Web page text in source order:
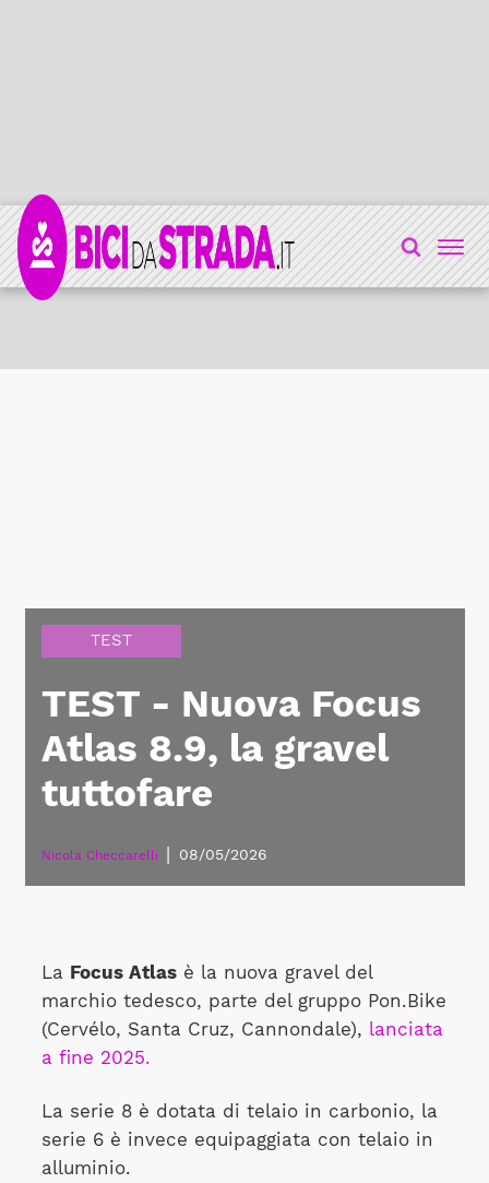
TEST
TEST - Nuova Focus
Atlas 8.9, la gravel
tuttofare
Nicola Checcarelli 08/05/2026
La Focus Atlasè la nuova gravel del
marchio tedesco, parte del gruppo Pon.Bike
(Cervélo, Santa Cruz, Cannondale), lanciata
a fine 2025.
La serie 8 è dotata di telaio in carbonio, la
serie 6 è invece equipaggiata con telaio in
alluminio.